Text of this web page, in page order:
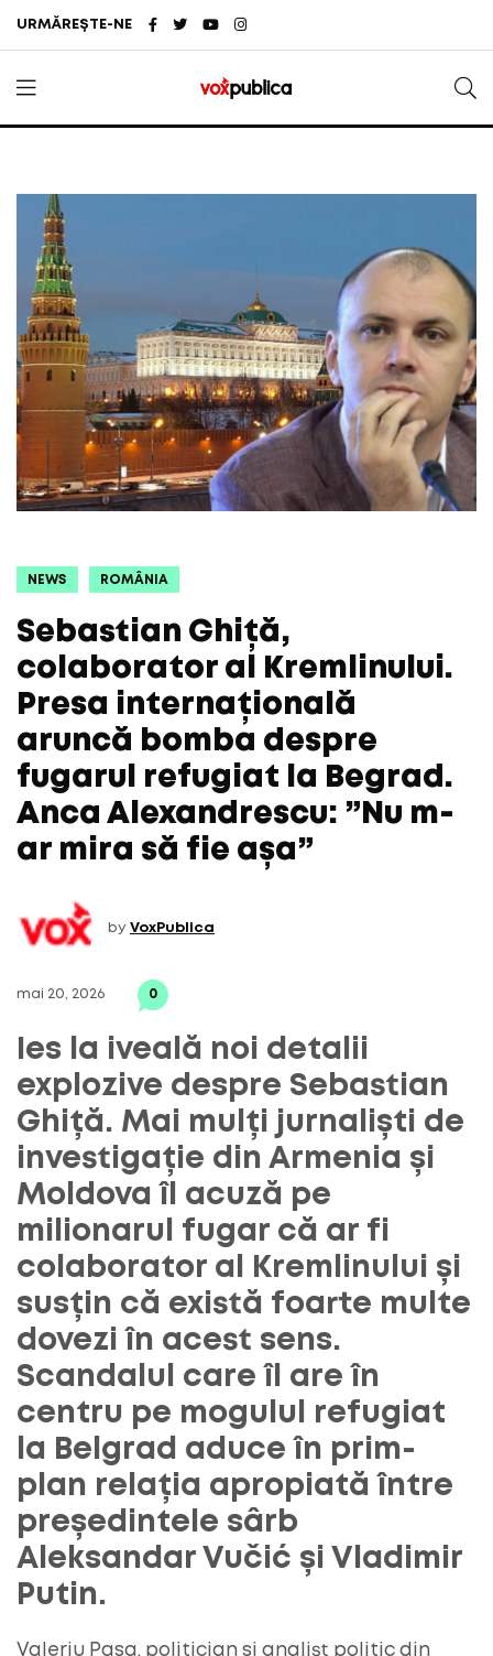
URMĂREȘTE-NE
NEWS ROMÂNIA
Sebastian Ghiță,
colaborator al Kremlinului.
Presa internațională
aruncă bomba despre
fugarul refugiat la Begrad.
Anca Alexandrescu: ”Nu m-
ar mira să fie așa”
by VoxPublica
mai 20, 2026 0
Ies la iveală noi detalii
explozive despre Sebastian
Ghiță. Mai mulți jurnaliști de
investigație din Armenia și
Moldova îl acuză pe
milionarul fugar că ar fi
colaborator al Kremlinului și
susțin că există foarte multe
dovezi în acest sens.
Scandalul care îl are în
centru pe mogulul refugiat
la Belgrad aduce în prim-
plan relația apropiată între
președintele sârb
Aleksandar Vučić și Vladimir
Putin.
Valeriu Pașa, politician și analist politic din